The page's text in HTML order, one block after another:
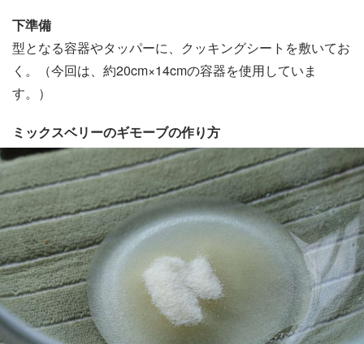
下準備
型となる容器やタッパーに、クッキングシートを敷いてお
く。（今回は、約20cm×14cmの容器を使用していま
す。）
ミックスベリーのギモーブの作り方